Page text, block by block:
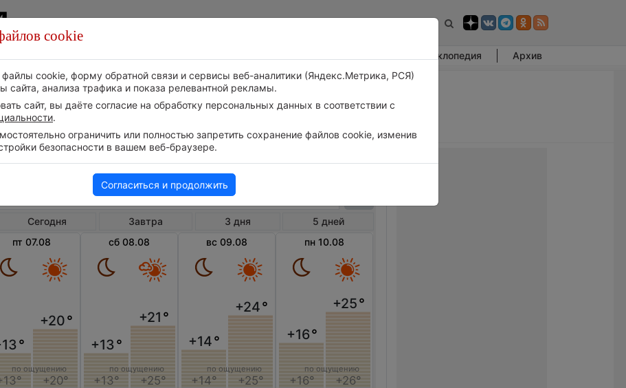
Энциклопедия Архив
Погода в Фолмуте
Сегодня Завтра 3 дня
5 дней
пт 07.08
°
+20°
+20°
по ощущению
сб 08.08
+13°
+13°
+21 °
+25°
по ощущению
вс 09.08
+14°
+14°
+24°
+25°
по ощущению
пн 10.08
+16°
+16°
+25°
+26°
по ощущению
cookie
файлы cookie, форму обратной связи и сервисы веб-аналитики (Яндекс.Метрика, РСЯ)
сайта, анализа трафика и показа релевантной рекламы.
сайт, вы даёте согласие на обработку персональных данных в соответствии с
.
ограничить или полностью запретить сохранение файлов cookie, изменив
безопасности в вашем веб-браузере.
Согласиться и продолжить